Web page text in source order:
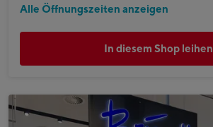
Alle Öffnungszeiten anzeigen
In diesem Shop leihen